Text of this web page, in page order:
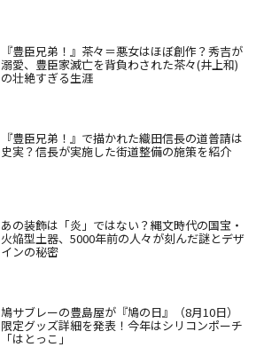
『豊臣兄弟！』茶々＝悪女はほぼ創作？秀吉が
溺愛、豊臣家滅亡を背負わされた茶々(井上和)
の壮絶すぎる生涯
『豊臣兄弟！』で描かれた織田信長の道普請は
史実？信長が実施した街道整備の施策を紹介
あの装飾は「炎」ではない？縄文時代の国宝・
火焔型土器、5000年前の人々が刻んだ謎とデザ
インの秘密
鳩サブレーの豊島屋が『鳩の日』（8月10日）
限定グッズ詳細を発表！今年はシリコンポーチ
「はとっこ」